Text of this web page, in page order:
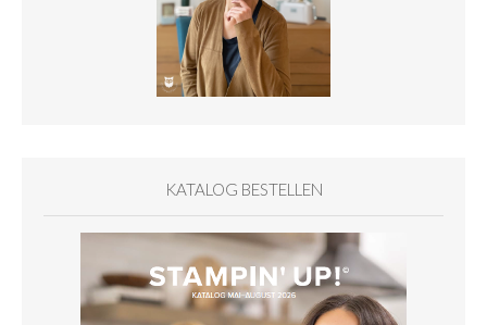
KATALOG BESTELLEN